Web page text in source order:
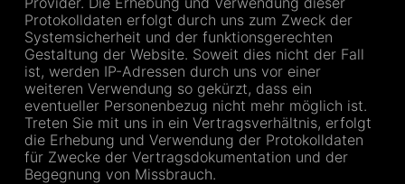
Protokolldaten erfolgt durch uns zum Zweck der
Systemsicherheit und der funktionsgerechten
Gestaltung der Website. Soweit dies nicht der Fall
ist, werden IP-Adressen durch uns vor einer
weiteren Verwendung so gekürzt, dass ein
eventueller Personenbezug nicht mehr möglich ist.
Treten Sie mit uns in ein Vertragsverhältnis, erfolgt
die Erhebung und Verwendung der Protokolldaten
für Zwecke der Vertragsdokumentation und der
Begegnung von Missbrauch.